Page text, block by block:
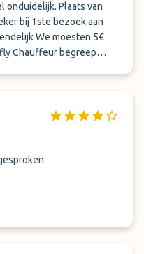
Plaats van
bij 1ste bezoek aan